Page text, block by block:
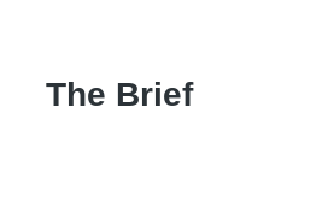
The Brief